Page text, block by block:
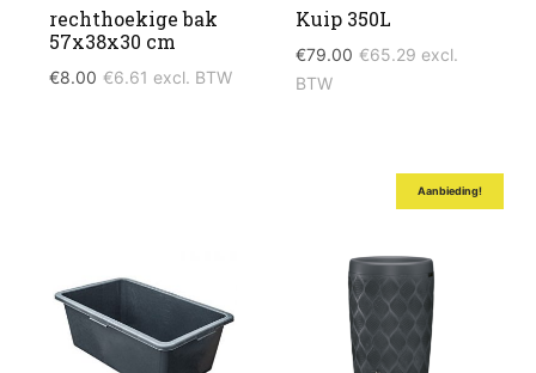
rechthoekige bak
57x38x30 cm
€8.00 €6.61 excl. BTW
Kuip 350L
€79.00 €65.29 excl.
BTW
Aanbieding!